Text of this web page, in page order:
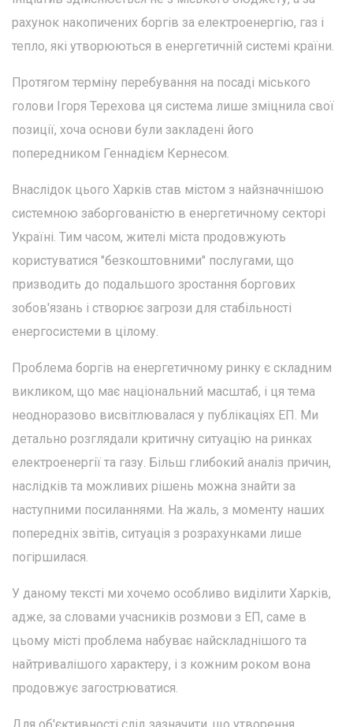
рахунок накопичених боргів за електроенергію, газ і
тепло, які утворюються в енергетичній системі країни.
Протягом терміну перебування на посаді міського
голови Ігоря Терехова ця система лише зміцнила свої
позиції, хоча основи були закладені його
попередником Геннадієм Кернесом.
Внаслідок цього Харків став містом з найзначнішою
системною заборгованістю в енергетичному секторі
Україні. Тим часом, жителі міста продовжують
користуватися "безкоштовними" послугами, що
призводить до подальшого зростання боргових
зобов'язань і створює загрози для стабільності
енергосистеми в цілому.
Проблема боргів на енергетичному ринку є складним
викликом, що має національний масштаб, і ця тема
неодноразово висвітлювалася у публікаціях ЕП. Ми
детально розглядали критичну ситуацію на ринках
електроенергії та газу. Більш глибокий аналіз причин,
наслідків та можливих рішень можна знайти за
наступними посиланнями. На жаль, з моменту наших
попередніх звітів, ситуація з розрахунками лише
погіршилася.
У даному тексті ми хочемо особливо виділити Харків,
адже, за словами учасників розмови з ЕП, саме в
цьому місті проблема набуває найскладнішого та
найтривалішого характеру, і з кожним роком вона
продовжує загострюватися.